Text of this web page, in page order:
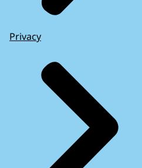
Privacy